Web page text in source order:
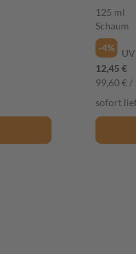
125 ml
Schaum
-4%
12,45 €
99,60 € /
sofort